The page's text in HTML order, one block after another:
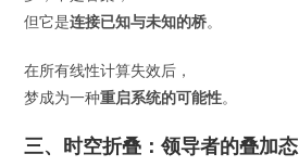
但它是连接已知与未知的桥。
在所有线性计算失效后，
梦成为一种重启系统的可能性。
三、时空折叠：领导者的叠加态